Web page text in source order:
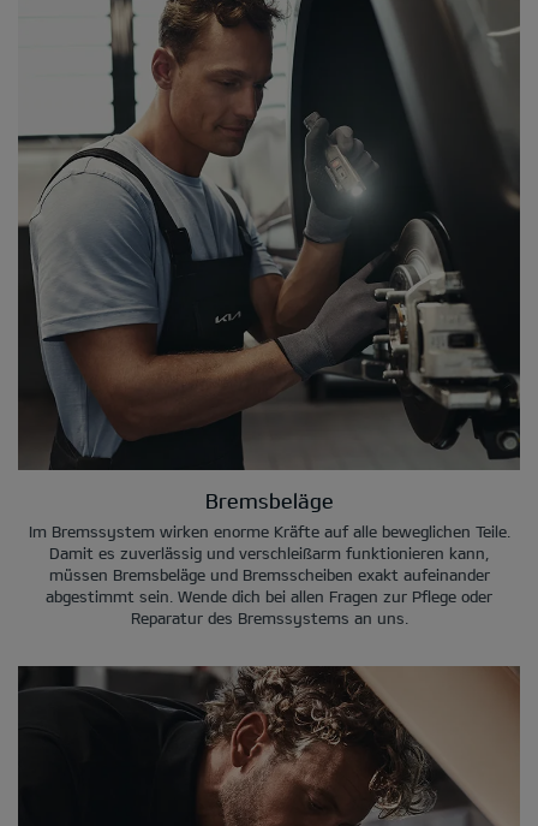
Bremsbeläge
Im Bremssystem wirken enorme Kräfte auf alle beweglichen Teile.
Damit es zuverlässig und verschleißarm funktionieren kann,
müssen Bremsbeläge und Bremsscheiben exakt aufeinander
abgestimmt sein. Wende dich bei allen Fragen zur Pflege oder
Reparatur des Bremssystems an uns.